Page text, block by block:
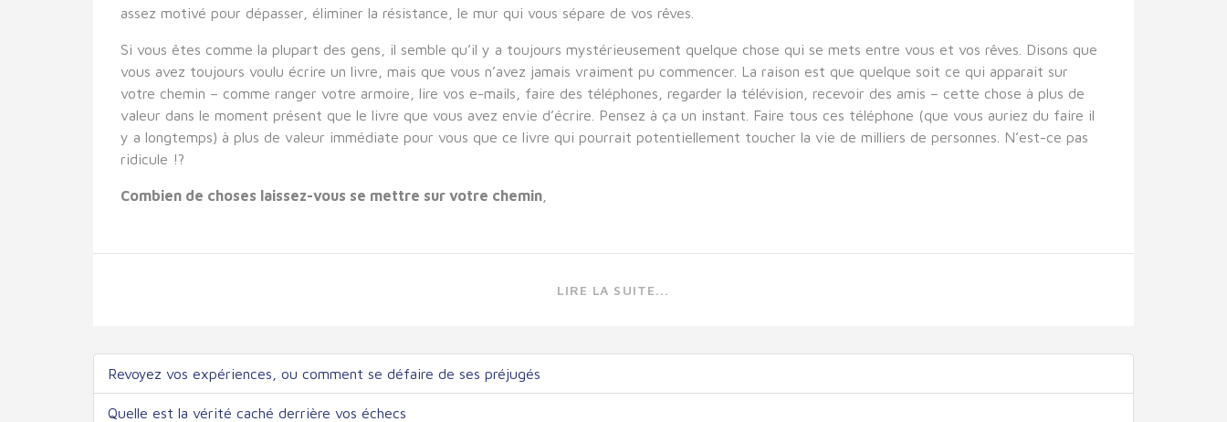
assez motivé pour dépasser, éliminer la résistance, le mur qui vous sépare de vos rêves.
Si vous êtes comme la plupart des gens, il semble qu’il y a toujours mystérieusement quelque chose qui se mets entre vous et vos rêves. Disons que
vous avez toujours voulu écrire un livre, mais que vous n’avez jamais vraiment pu commencer. La raison est que quelque soit ce qui apparait sur
votre chemin – comme ranger votre armoire, lire vos e-mails, faire des téléphones, regarder la télévision, recevoir des amis – cette chose à plus de
valeur dans le moment présent que le livre que vous avez envie d’écrire. Pensez à ça un instant. Faire tous ces téléphone (que vous auriez du faire il
y a longtemps) à plus de valeur immédiate pour vous que ce livre qui pourrait potentiellement toucher la vie de milliers de personnes. N’est-ce pas
ridicule !?
Combien de choses laissez-vous se mettre sur votre chemin
LIRE LA SUITE...
Revoyez vos expériences, ou comment se défaire de ses préjugés
Quelle est la vérité caché derrière vos échecs